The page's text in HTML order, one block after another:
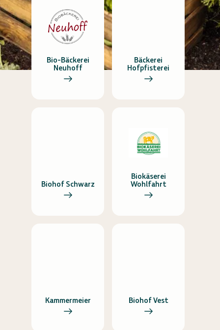
Bio-Bäckerei
Neuhoff
Bäckerei
Hofpfisterei
Biohof Schwarz
Biokäserei
Wohlfahrt
Kammermeier Biohof Vest